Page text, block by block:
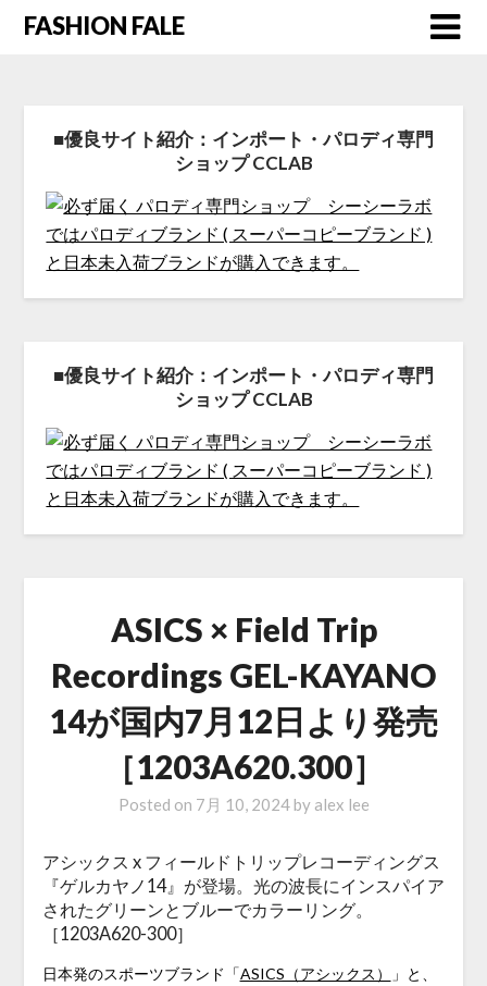
FASHION FALE
■優良サイト紹介：インポート・パロディ専門
ショップ CCLAB
■優良サイト紹介：インポート・パロディ専門
ショップ CCLAB
ASICS × Field Trip
Recordings GEL-KAYANO
14が国内7月12日より発売
［1203A620.300］
Posted on 7月 10, 2024by alex lee
アシックス x フィールドトリップレコーディングス
『ゲルカヤノ14』が登場。光の波長にインスパイア
されたグリーンとブルーでカラーリング。
［1203A620-300］
日本発のスポーツブランド「ASICS（アシックス）
」と、